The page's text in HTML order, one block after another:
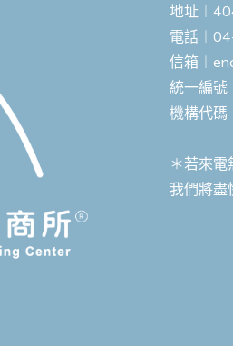
地址
電話
信箱︱
統一編
機構代
＊若來電
我們將盡